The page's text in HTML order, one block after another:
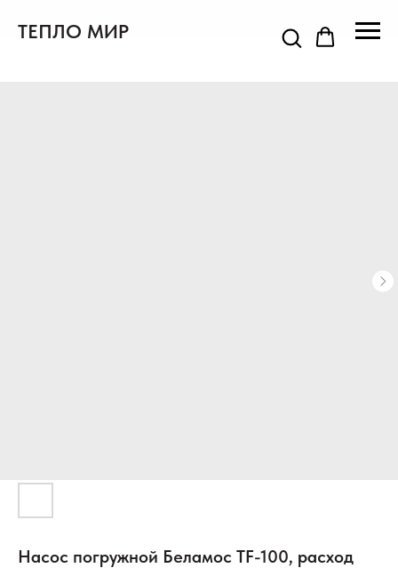
ТЕПЛО МИР
Насос погружной Беламос TF-100, расход